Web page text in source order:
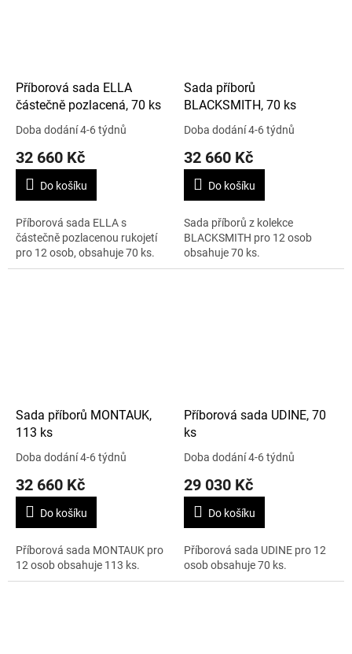
Příborová sada ELLA
částečně pozlacená, 70 ks
Doba dodání 4-6 týdnů
32 660 Kč
Do košíku
Příborová sada ELLA s
částečně pozlacenou rukojetí
pro 12 osob, obsahuje 70 ks.
Sada příborů
BLACKSMITH, 70 ks
Doba dodání 4-6 týdnů
32 660 Kč
Do košíku
Sada příborů z kolekce
BLACKSMITH pro 12 osob
obsahuje 70 ks.
Sada příborů MONTAUK,
113 ks
Doba dodání 4-6 týdnů
32 660 Kč
Do košíku
Příborová sada MONTAUK pro
12 osob obsahuje 113 ks.
Příborová sada UDINE, 70
ks
Doba dodání 4-6 týdnů
29 030 Kč
Do košíku
Příborová sada UDINE pro 12
osob obsahuje 70 ks.